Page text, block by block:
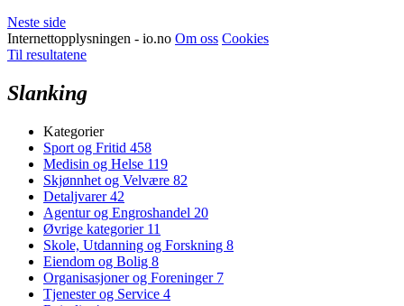
Neste side
Internettopplysningen - io.no Om oss Cookies
Til resultatene
Slanking
Kategorier
Sport og Fritid 458
Medisin og Helse 119
Skjønnhet og Velvære 82
Detaljvarer42
Agentur og Engroshandel 20
Øvrige kategorier 11
Skole, Utdanning og Forskning 8
Eiendom og Bolig 8
Organisasjoner og Foreninger 7
Tjenester og Service 4